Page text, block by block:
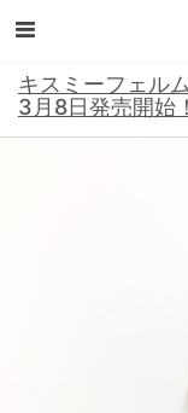
キスミーフェル
3月8日発売開始